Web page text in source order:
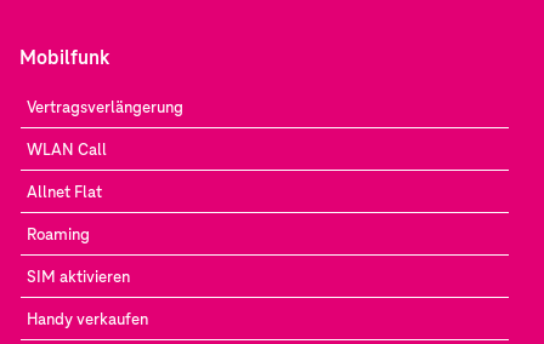
Mobilfunk
Vertragsverlängerung
WLAN Call
Allnet Flat
Roaming
SIM aktivieren
Handy verkaufen